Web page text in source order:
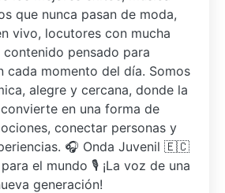
que nunca pasan de moda,
vivo, locutores con mucha
pensado para
cada momento del día. Somos
alegre y cercana, donde la
en una forma de
conectar personas y
🎧 Onda Juvenil 🇪🇨
el mundo 🎙️ ¡La voz de una
generación!